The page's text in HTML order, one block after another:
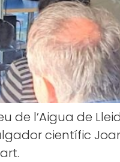
de l’Aigua de
científic